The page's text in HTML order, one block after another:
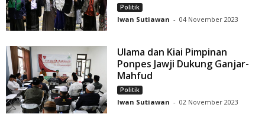
Politik
Iwan Sutiawan - 04 November 2023
Ulama dan Kiai Pimpinan
Ponpes Jawji Dukung Ganjar-
Mahfud
Politik
Iwan Sutiawan - 02 November 2023